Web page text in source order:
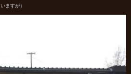
ますが）